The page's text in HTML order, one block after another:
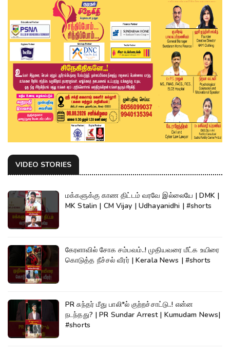
VIDEO STORIES
மக்களுக்கு காண திட்டம் வரவே இல்லையே | DMK |
MK Stalin | CM Vijay | Udhayanidhi | #shorts
கேரளாவில் சோக சம்பவம்..! முதியவரை மீட்க உயிரை
கொடுத்த நீச்சல் வீரர் | Kerala News | #shorts
PR சுந்தர் மீது பாலி*ல் குற்றச்சாட்டு..! என்ன
நடந்தது? | PR Sundar Arrest | Kumudam News|
#shorts